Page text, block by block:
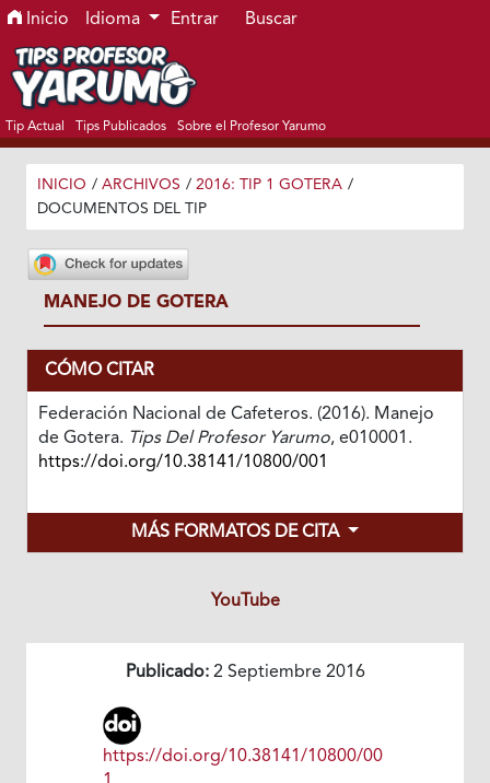
Ir al menú de navegación principal
Ir al contenido principal
Ir al pie de página del sitio
Inicio Idioma Entrar Buscar
Tip Actual Tips Publicados Sobre el Profesor Yarumo
INICIO / ARCHIVOS / 2016: TIP 1 GOTERA /
DOCUMENTOS DEL TIP
MANEJO DE GOTERA
CÓMO CITAR
Federación Nacional de Cafeteros. (2016). Manejo
de Gotera. Tips Del Profesor Yarumo, e010001.
https://doi.org/10.38141/10800/001
MÁS FORMATOS DE CITA
YouTube
Publicado:2 Septiembre 2016
https://doi.org/10.38141/10800/00